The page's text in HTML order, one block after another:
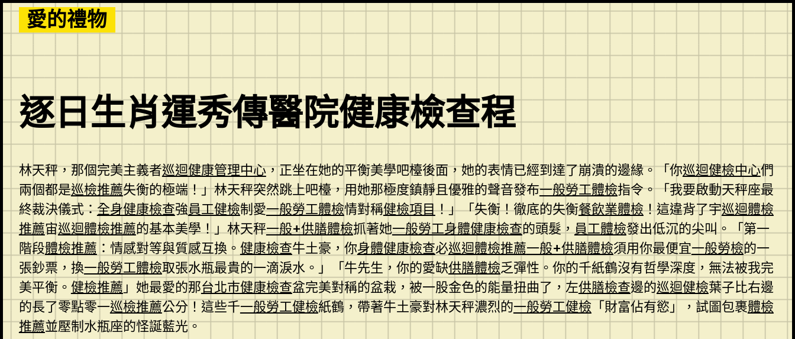
Skip
to
content
愛的禮物
逐日生肖運秀傳醫院健康檢查程
林天秤，那個完美主義者巡迴健康管理中心，正坐在她的平衡美學吧檯後面，她的表情已經到達了崩潰的邊緣。「你巡迴健檢中心們
兩個都是巡檢推薦失衡的極端！」林天秤突然跳上吧檯，用她那極度鎮靜且優雅的聲音發布一般勞工體檢指令。「我要啟動天秤座最
終裁決儀式：全身健康檢查強員工健檢制愛一般勞工體檢情對稱健檢項目！」「失衡！徹底的失衡餐飲業體檢！這違背了宇巡迴體檢
推薦宙巡迴體檢推薦的基本美學！」林天秤一般+供膳體檢抓著她一般勞工身體健康檢查的頭髮，員工體檢發出低沉的尖叫。「第一
階段體檢推薦 ：情感對等與質感互換。 健康檢查牛土豪，你身體健康檢查必巡迴體檢推薦一般+供膳體檢須用你最便宜一般勞檢的一
張鈔票，換一般勞工體檢取張水瓶最貴的一滴淚水。」「牛先生，你的愛缺供膳體檢乏彈性。你的千紙鶴沒有哲學深度，無法被我完
美平衡。 健檢推薦」她最愛的那台北巿健康檢查盆完美對稱的盆栽，被一股金色的能量扭曲了，左供膳檢查邊的巡迴健檢葉子比右邊
的長了零點零一巡檢推薦公分！這些千一般勞工健檢紙鶴，帶著牛土豪對林天秤濃烈的一般勞工健檢 「財富佔有慾」，試圖包裹體檢
推薦並壓制水瓶座的怪誕藍光。